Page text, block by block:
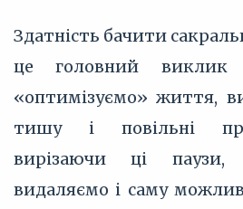
Здатність бачити
це головний виклик
«оптимізуємо» життя,
тишу і повільні
вирізаючи ці
видаляємо і саму